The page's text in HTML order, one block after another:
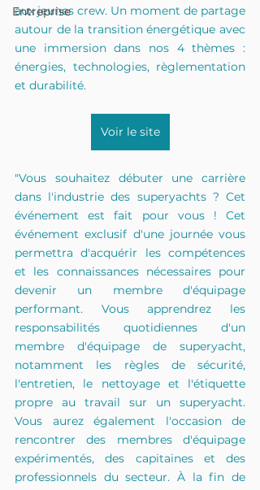
Entreprise
aux jeunes crew. Un moment de partage
autour de la transition énergétique avec
une immersion dans nos 4 thèmes :
énergies, technologies, règlementation
et durabilité.
Voir le site
"Vous souhaitez débuter une carrière
dans l'industrie des superyachts ? Cet
événement est fait pour vous ! Cet
événement exclusif d'une journée vous
permettra d'acquérir les compétences
et les connaissances nécessaires pour
devenir un membre d'équipage
performant. Vous apprendrez les
responsabilités quotidiennes d'un
membre d'équipage de superyacht,
notamment les règles de sécurité,
l'entretien, le nettoyage et l'étiquette
propre au travail sur un superyacht.
Vous aurez également l'occasion de
rencontrer des membres d'équipage
expérimentés, des capitaines et des
professionnels du secteur. À la fin de